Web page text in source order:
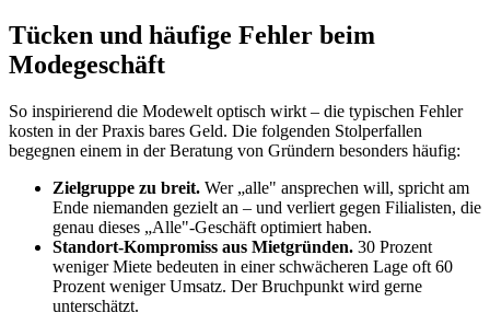
Tücken und häufige Fehler beim
Modegeschäft
So inspirierend die Modewelt optisch wirkt – die typischen Fehler
kosten in der Praxis bares Geld. Die folgenden Stolperfallen
begegnen einem in der Beratung von Gründern besonders häufig:
Zielgruppe zu breit. Wer „alle" ansprechen will, spricht am
Ende niemanden gezielt an – und verliert gegen Filialisten, die
genau dieses „Alle"-Geschäft optimiert haben.
Standort-Kompromiss aus Mietgründen. 30 Prozent
weniger Miete bedeuten in einer schwächeren Lage oft 60
Prozent weniger Umsatz. Der Bruchpunkt wird gerne
unterschätzt.